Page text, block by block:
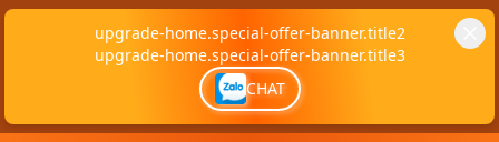
upgrade-home.special-offer-banner.title2
upgrade-home.special-offer-banner.title3
CHAT